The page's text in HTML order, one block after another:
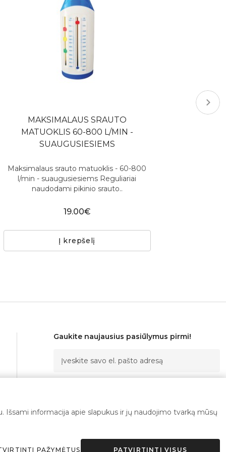
MAKSIMALAUS SRAUTO
MATUOKLIS 60-800 L/MIN -
SUAUGUSIESIEMS
Maksimalaus srauto matuoklis - 60-800
l/min - suaugusiesiems Reguliariai
naudodami pikinio srauto..
19.00€
Į krepšelį
Gaukite naujausius pasiūlymus pirmi!
Išsami informacija apie slapukus ir jų naudojimo tvarką mūsų
PAŽYMĖTUS PATVIRTINTI VISUS